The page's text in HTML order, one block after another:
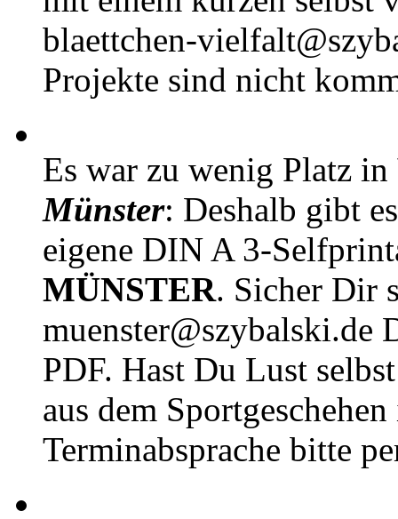
blaettchen-
Projekte sind nicht
Es war zu wenig Platz in
Münster: Deshalb gibt
eigene DIN A 3-
MÜNSTER. Sicher Dir
muenster@szybalski.de
PDF. Hast Du Lust
aus dem
Terminabsprache bitte